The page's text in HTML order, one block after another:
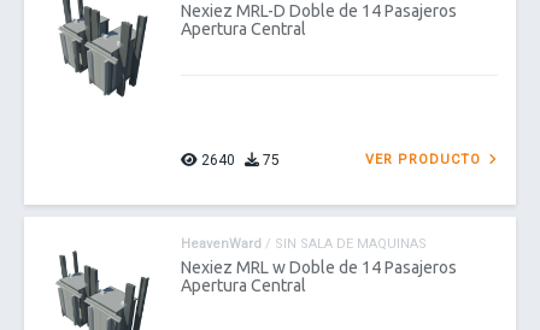
Nexiez MRL-D Doble de 14 Pasajeros
Apertura Central
2640 75 VER PRODUCTO
HeavenWard / SIN SALA DE MAQUINAS
Nexiez MRL w Doble de 14 Pasajeros
Apertura Central